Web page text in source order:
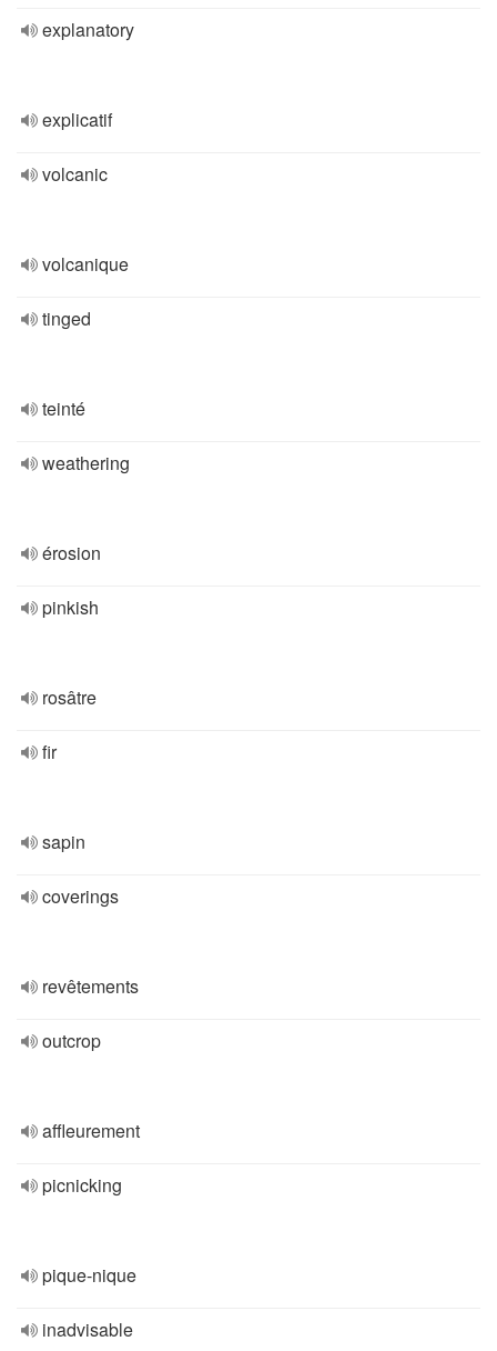
explanatory
explicatif
volcanic
volcanique
tinged
teinté
weathering
érosion
pinkish
rosâtre
fir
sapin
coverings
revêtements
outcrop
affleurement
picnicking
pique-nique
inadvisable